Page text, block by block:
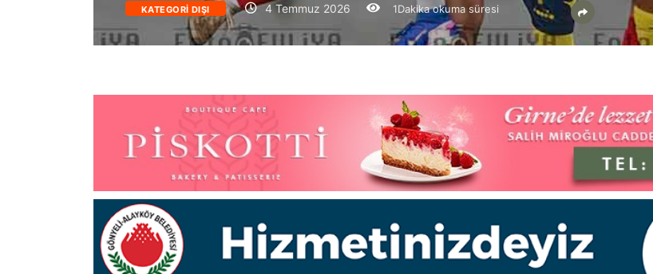
KATEGORI DIŞI 4 Temmuz 2026 1Dakika okuma süresi